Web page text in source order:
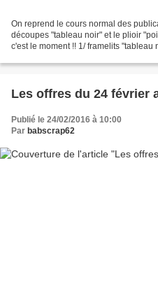
On reprend le cours normal des
découpes "tableau noir" et le plioir
c'est le moment !! 1/ framelits
Les offres du 24 février
Publié le 24/02/2016 à 10:00
Par babscrap62